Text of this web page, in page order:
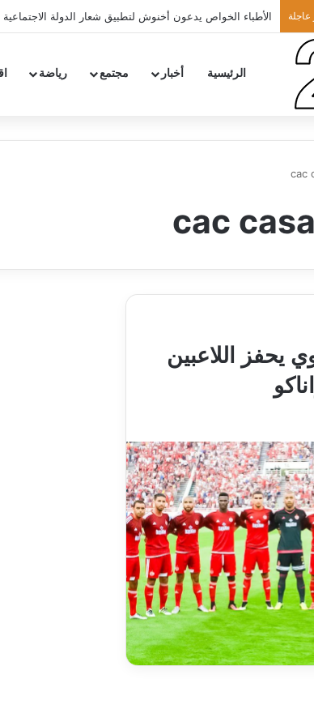
عاجلة الأطباء الخواص يدعون أخنوش لتطبيق شعار الدولة
الرئيسية أخبار مجتمع رياضة
cac
cac
يحفز اللاعبين